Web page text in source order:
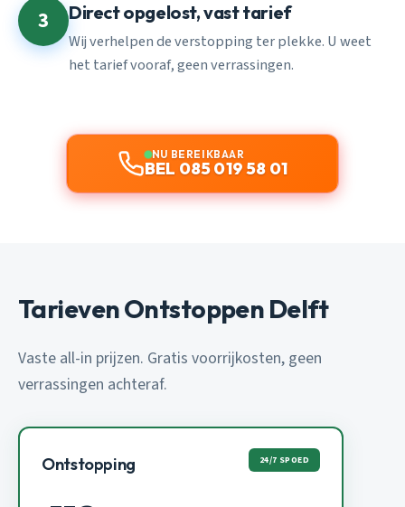
3 Direct opgelost, vast tarief
Wij verhelpen de verstopping ter plekke. U weet
het tarief vooraf, geen verrassingen.
NU BEREIKBAAR
BEL 085 019 58 01
Tarieven Ontstoppen Delft
Vaste all-in prijzen. Gratis voorrijkosten, geen
verrassingen achteraf.
Ontstopping 24/7 SPOED